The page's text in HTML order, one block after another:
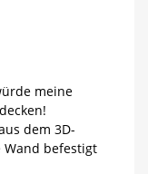
meine
dem 3D-
Wand befestigt